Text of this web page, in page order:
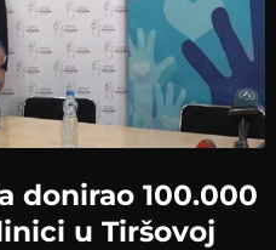
donirao 100.000
u Tiršovoj